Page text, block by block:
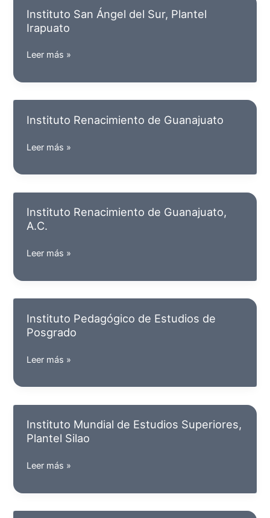
la
familia,
Plantel
Instituto San Ángel del Sur, Plantel
Irapuato
Instituto
Ángel
del
Plantel
Irapuato
Leer más »
Instituto Renacimiento de Guanajuato
Instituto
de
Guanajuato
Leer más »
Instituto Renacimiento de Guanajuato,
A.C.
Instituto
de
Guanajuato,
Leer más »
Instituto Pedagógico de Estudios de
Posgrado
Instituto
de
Estudios
Posgrado
Leer más »
Instituto Mundial de Estudios Superiores,
Plantel Silao
Instituto
de
Estudios
Leer más »